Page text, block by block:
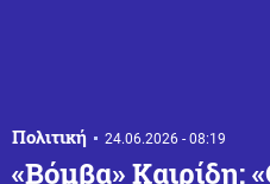
Πολιτική 24.06.2026 - 08:19
«Βόμβα» Καιρίδη: